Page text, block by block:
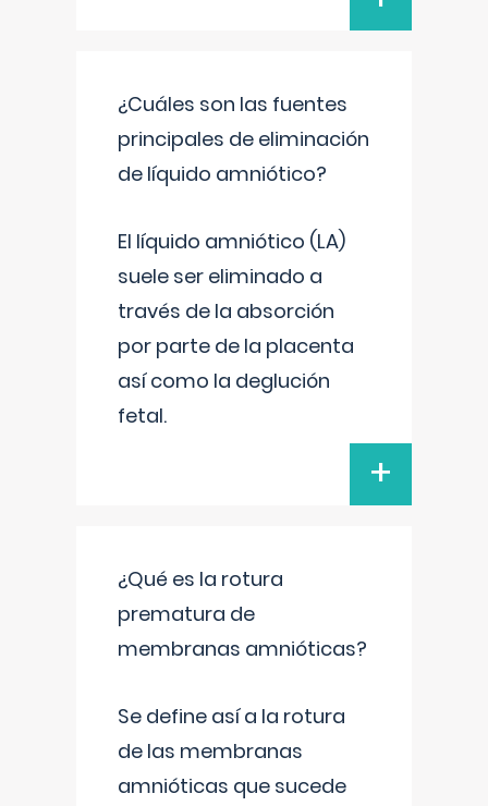
¿Cuáles son las fuentes
principales de eliminación
de líquido amniótico?
El líquido amniótico (LA)
suele ser eliminado a
través de la absorción
por parte de la placenta
así como la deglución
fetal.
+
¿Qué es la rotura
prematura de
membranas amnióticas?
Se define así a la rotura
de las membranas
amnióticas que sucede